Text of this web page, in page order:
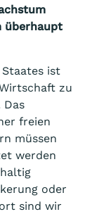
überhaupt
ist
zu
freien
müssen
werden
oder
sind wir